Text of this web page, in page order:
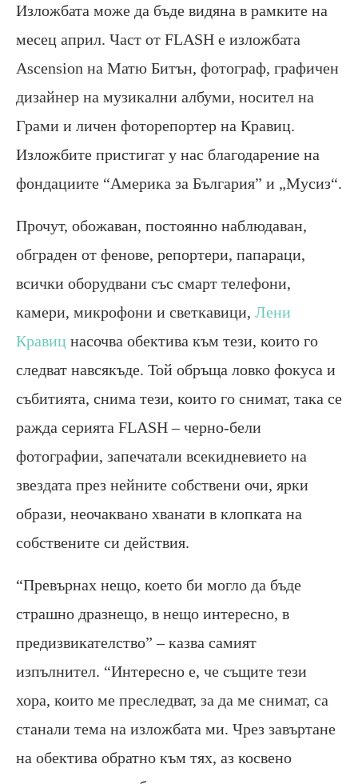
Изложбата може да бъде видяна в рамките на
месец април. Част от FLASH е изложбата
Ascension на Матю Битън, фотограф, графичен
дизайнер на музикални албуми, носител на
Грами и личен фоторепортер на Кравиц.
Изложбите пристигат у нас благодарение на
фондациите “Америка за България” и „Мусиз“.
Прочут, обожаван, постоянно наблюдаван,
обграден от фенове, репортери, папараци,
всички оборудвани със смарт телефони,
камери, микрофони и светкавици, Лени
Кравиц насочва обектива към тези, които го
следват навсякъде. Той обръща ловко фокуса и
събитията, снима тези, които го снимат, така се
ражда серията FLASH – черно-бели
фотографии, запечатали всекидневието на
звездата през нейните собствени очи, ярки
образи, неочаквано хванати в клопката на
собствените си действия.
“Превърнах нещо, което би могло да бъде
страшно дразнещо, в нещо интересно, в
предизвикателство” – казва самият
изпълнител. “Интересно е, че същите тези
хора, които ме преследват, за да ме снимат, са
станали тема на изложбата ми. Чрез завъртане
на обектива обратно към тях, аз косвено